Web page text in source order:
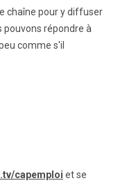
chaîne pour y diffuser
pouvons répondre à
comme s'il
capemploi et se